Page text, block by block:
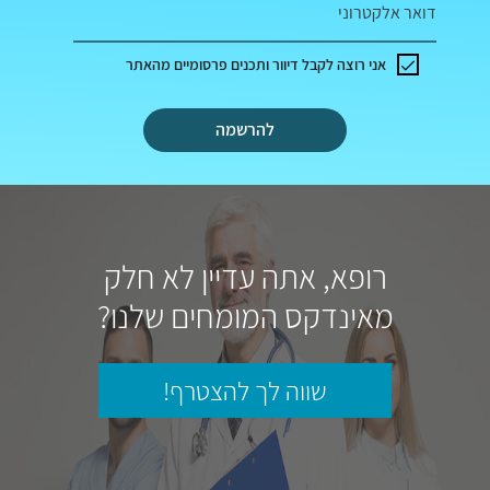
דואר אלקטרוני
להרשמה
אני רוצה לקבל דיוור ותכנים פרסומיים מהאתר
רופא, אתה עדיין לא חלק
מאינדקס המומחים שלנו?
שווה לך להצטרף!